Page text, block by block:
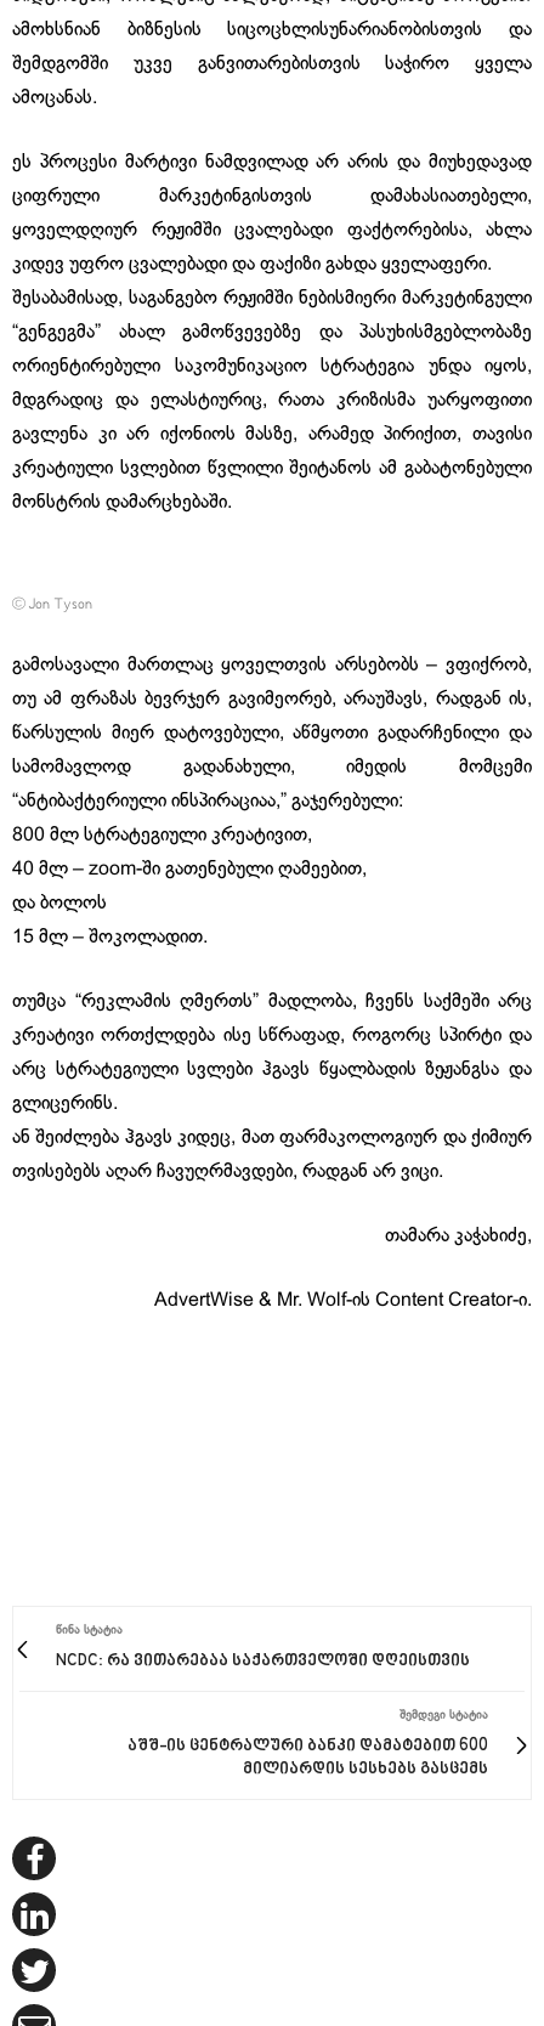
ამოხსნიან ბიზნესის სიცოცხლისუნარიანობისთვის და
შემდგომში უკვე განვითარებისთვის საჭირო ყველა
ამოცანას.
ეს პროცესი მარტივი ნამდვილად არ არის და მიუხედავად
ციფრული მარკეტინგისთვის დამახასიათებელი,
ყოველდღიურ რეჟიმში ცვალებადი ფაქტორებისა, ახლა
კიდევ უფრო ცვალებადი და ფაქიზი გახდა ყველაფერი.
შესაბამისად, საგანგებო რეჟიმში ნებისმიერი მარკეტინგული
“გენგეგმა” ახალ გამოწვევებზე და პასუხისმგებლობაზე
ორიენტირებული საკომუნიკაციო სტრატეგია უნდა იყოს,
მდგრადიც და ელასტიურიც, რათა კრიზისმა უარყოფითი
გავლენა კი არ იქონიოს მასზე, არამედ პირიქით, თავისი
კრეატიული სვლებით წვლილი შეიტანოს ამ გაბატონებული
მონსტრის დამარცხებაში.
© Jon Tyson
გამოსავალი მართლაც ყოველთვის არსებობს – ვფიქრობ,
თუ ამ ფრაზას ბევრჯერ გავიმეორებ, არაუშავს, რადგან ის,
წარსულის მიერ დატოვებული, აწმყოთი გადარჩენილი და
სამომავლოდ გადანახული, იმედის მომცემი
“ანტიბაქტერიული ინსპირაციაა,” გაჯერებული:
800 მლ სტრატეგიული კრეატივით,
40 მლ – zoom-ში გათენებული ღამეებით,
და ბოლოს
15 მლ – შოკოლადით.
თუმცა “რეკლამის ღმერთს” მადლობა, ჩვენს საქმეში არც
კრეატივი ორთქლდება ისე სწრაფად, როგორც სპირტი და
არც სტრატეგიული სვლები ჰგავს წყალბადის ზეჟანგსა და
გლიცერინს.
ან შეიძლება ჰგავს კიდეც, მათ ფარმაკოლოგიურ და ქიმიურ
თვისებებს აღარ ჩავუღრმავდები, რადგან არ ვიცი.
თამარა კაჭახიძე,
AdvertWise & Mr. Wolf-ის Content Creator-ი.
ᲬᲘᲜᲐ ᲡᲢᲐᲢᲘᲐ
NCDC: რა ვითარებაა საქართველოში დღეისთვის
ᲨᲔᲛᲓᲔᲒᲘ ᲡᲢᲐᲢᲘᲐ
აშშ-ის ცენტრალური ბანკი დამატებით 600
მილიარდის სესხებს გასცემს